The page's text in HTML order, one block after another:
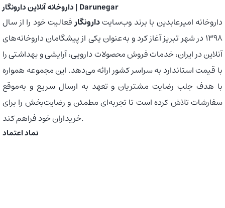
داروخانه آنلاین دارونگار | Darunegar
داروخانه امیرعابدین با برند وب‌سایتدارونگارفعالیت خود را از سال
1398 در شهر تبریز آغاز کرد و به‌عنوان یکی از پیشگامان داروخانه‌های
آنلاین در ایران، خدمات فروش محصولات دارویی، آرایشی و بهداشتی را
با قیمت استاندارد به سراسر کشور ارائه می‌دهد. این مجموعه همواره
با هدف جلب رضایت مشتریان و تعهد به ارسال سریع و به‌موقع
سفارشات تلاش کرده است تا تجربه‌ای مطمئن و رضایت‌بخش را برای
خریداران خود فراهم کند.
نماد اعتماد